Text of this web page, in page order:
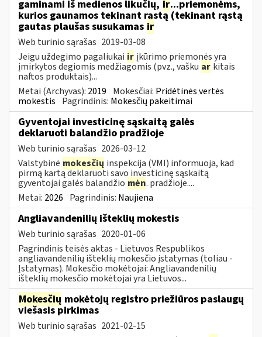
gaminami iš medienos likučių, ir...priemonėms,
kurios gaunamos tekinant rąstą (tekinant rąstą
gautas plaušas susukamas ir
Web turinio sąrašas 2019-03-08
Jeigu uždegimo pagaliukai ir įkūrimo priemonės yra
įmirkytos degiomis medžiagomis (pvz., vašku ar kitais
naftos produktais)...
Metai (Archyvas): 2019 Mokesčiai: Pridėtinės vertės
mokestis Pagrindinis: Mokesčių pakeitimai
Gyventojai investicinę sąskaitą galės
deklaruoti balandžio pradžioje
Web turinio sąrašas 2026-03-12
Valstybinė mokesčių inspekcija (VMI) informuoja, kad
pirmą kartą deklaruoti savo investicinę sąskaitą
gyventojai galės balandžio mėn. pradžioje....
Metai: 2026 Pagrindinis: Naujiena
Angliavandenilių išteklių mokestis
Web turinio sąrašas 2020-01-06
Pagrindinis teisės aktas - Lietuvos Respublikos
angliavandenilių išteklių mokesčio įstatymas (toliau -
Įstatymas). Mokesčio mokėtojai: Angliavandenilių
išteklių mokesčio mokėtojai yra Lietuvos...
Mokesčių mokėtojų registro priežiūros paslaugų
viešasis pirkimas
Web turinio sąrašas 2021-02-15